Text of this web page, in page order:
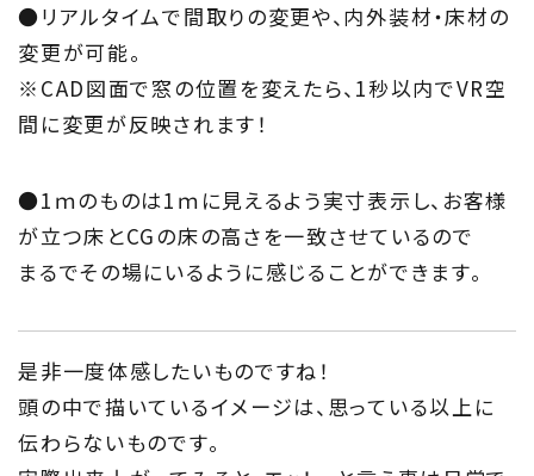
●リアルタイムで間取りの変更や、内外装材・床材の
変更が可能。
※CAD図面で窓の位置を変えたら、1秒以内でVR空
間に変更が反映されます！
●1ｍのものは1ｍに見えるよう実寸表示し、お客様
が立つ床とCGの床の高さを一致させているので
まるでその場にいるように感じることができます。
是非一度体感したいものですね！
頭の中で描いているイメージは、思っている以上に
伝わらないものです。